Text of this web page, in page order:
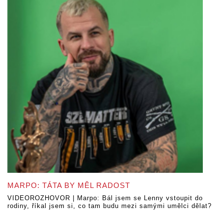
MARPO: TÁTA BY MĚL RADOST
VIDEOROZHOVOR | Marpo: Bál jsem se Lenny vstoupit do
rodiny, říkal jsem si, co tam budu mezi samými umělci dělat?